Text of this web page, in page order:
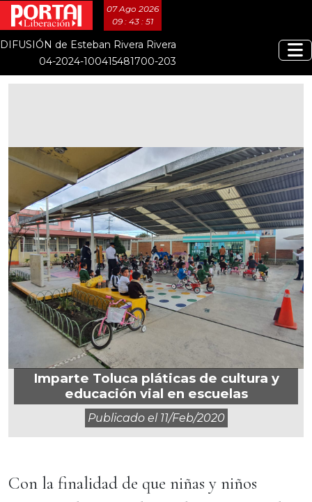
07 Ago 2026
09 : 43 : 52
DIFUSIÓN de Esteban Rivera Rivera
04-2024-100415481700-203
Imparte Toluca pláticas de cultura y
educación vial en escuelas
Publicado el 11/feb/2020
Con la finalidad de que niñas y niños